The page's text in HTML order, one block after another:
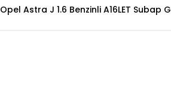
Opel Astra J 1.6 Benzinli A16LET Subap